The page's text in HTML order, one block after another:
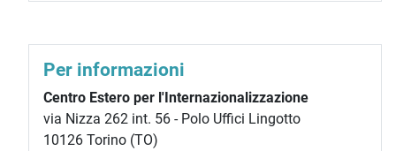
Per informazioni
Centro Estero per l'Internazionalizzazione
via Nizza 262 int. 56 - Polo Uffici Lingotto
10126 Torino (TO)